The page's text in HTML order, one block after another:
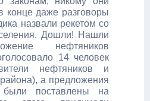
конце даже разговоры
назвали рекетом со
Дошли! Нашли
нефтяников
14 человек
нефтяников и
а предложения
поставлены на